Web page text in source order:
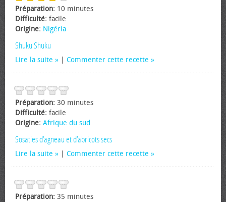
Préparation: 10 minutes
Difficulté: facile
Origine: Nigéria
Shuku Shuku
Lire la suite Commenter cette recette
Préparation: 30 minutes
Difficulté: facile
Origine: Afrique du sud
Sosaties d’agneau et d’abricots secs
Lire la suite Commenter cette recette
Préparation: 35 minutes